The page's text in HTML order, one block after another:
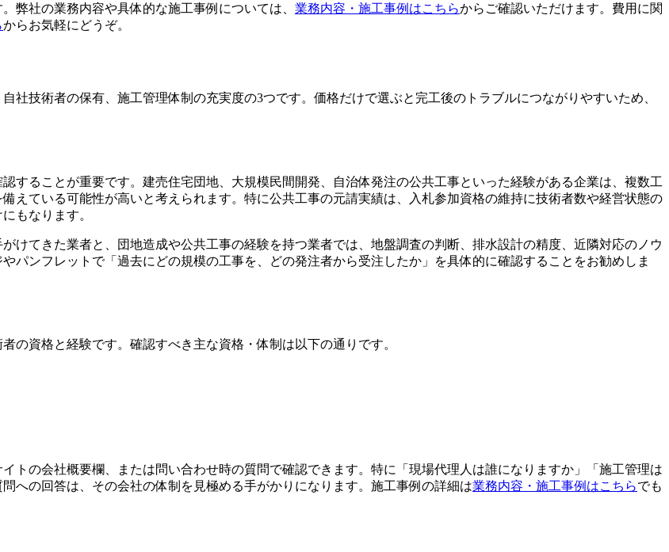
弊社の業務内容や具体的な施工事例については、 業務内容・施工事例はこちらからご確認いただけます。費用に関
からお気軽にどうぞ。
社技術者の保有、施工管理体制の充実度の3つです。価格だけで選ぶと完工後のトラブルにつながりやすいため、
することが重要です。建売住宅団地、大規模民間開発、自治体発注の公共工事といった経験がある企業は、複数工
えている可能性が高いと考えられます。特に公共工事の元請実績は、入札参加資格の維持に技術者数や経営状態の
もなります。
けてきた業者と、団地造成や公共工事の経験を持つ業者では、地盤調査の判断、排水設計の精度、近隣対応のノウ
パンフレットで「過去にどの規模の工事を、どの発注者から受注したか」を具体的に確認することをお勧めしま
の資格と経験です。確認すべき主な資格・体制は以下の通りです。
トの会社概要欄、または問い合わせ時の質問で確認できます。特に「現場代理人は誰になりますか」「施工管理は
への回答は、その会社の体制を見極める手がかりになります。施工事例の詳細は業務内容・施工事例はこちらでも